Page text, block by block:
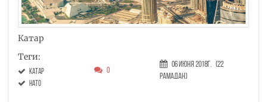
Катар
Теги:
Катар
НАТО
0
06 Июня 2018г. (22
Рамадан)